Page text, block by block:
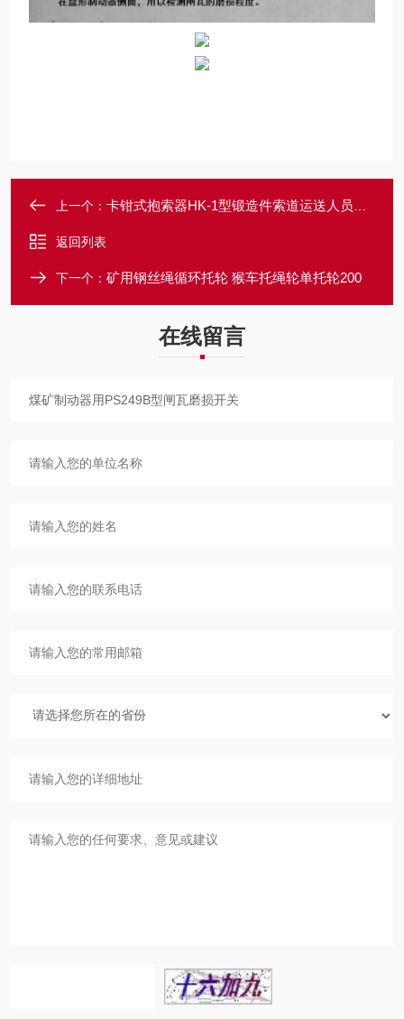
上一个： 卡钳式抱索器HK-1型锻造件索道运送人员设备
返回列表
下一个： 矿用钢丝绳循环托轮 猴车托绳轮单托轮200
在线留言